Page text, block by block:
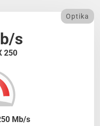
s
250
Optika
Mb/s